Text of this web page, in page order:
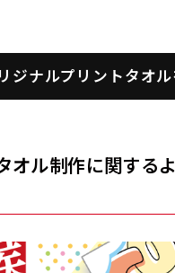
ジナルプリントタオ
オル制作に関する